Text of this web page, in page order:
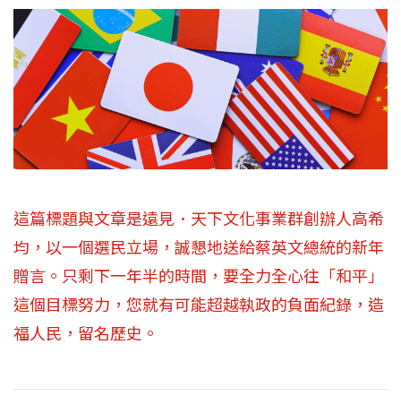
這篇標題與文章是遠見．天下文化事業群創辦人高希
均，以一個選民立場，誠懇地送給蔡英文總統的新年
贈言。只剩下一年半的時間，要全力全心往「和平」
這個目標努力，您就有可能超越執政的負面紀錄，造
福人民，留名歷史。